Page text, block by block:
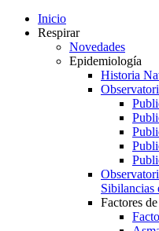
Inicio
Respirar
Novedades
Epidemiología
Historia
Sibilancias
Factores